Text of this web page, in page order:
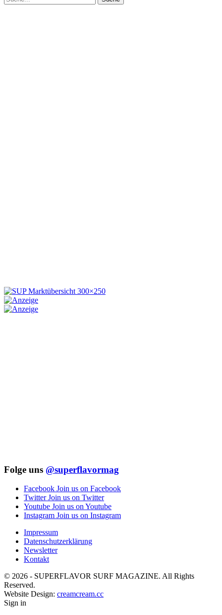
Folge uns @superflavormag
Facebook Join us on Facebook
Twitter Join us on Twitter
Youtube Join us on Youtube
Instagram Join us on Instagram
Impressum
Datenschutzerklärung
Newsletter
Kontakt
© 2026 - SUPERFLAVOR SURF MAGAZINE. All Rights
Reserved.
Website Design: creamcream.cc
Sign in